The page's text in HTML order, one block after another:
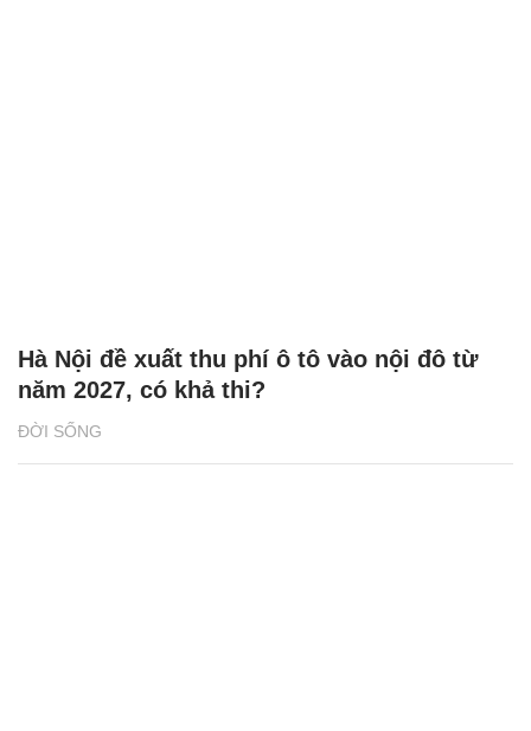
ĐỜI SỐNG
Hà Nội đề xuất thu phí ô tô vào nội đô từ
năm 2027, có khả thi?